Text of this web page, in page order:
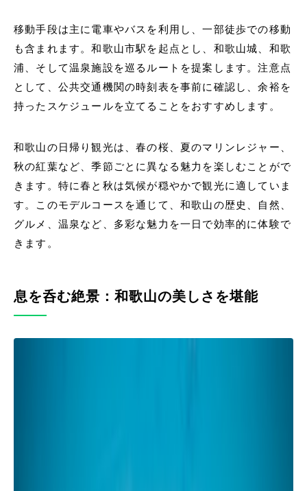
移動手段は主に電車やバスを利用し、一部徒歩での移動
も含まれます。和歌山市駅を起点とし、和歌山城、和歌
浦、そして温泉施設を巡るルートを提案します。注意点
として、公共交通機関の時刻表を事前に確認し、余裕を
持ったスケジュールを立てることをおすすめします。
和歌山の日帰り観光は、春の桜、夏のマリンレジャー、
秋の紅葉など、季節ごとに異なる魅力を楽しむことがで
きます。特に春と秋は気候が穏やかで観光に適していま
す。このモデルコースを通じて、和歌山の歴史、自然、
グルメ、温泉など、多彩な魅力を一日で効率的に体験で
きます。
息を呑む絶景：和歌山の美しさを堪能